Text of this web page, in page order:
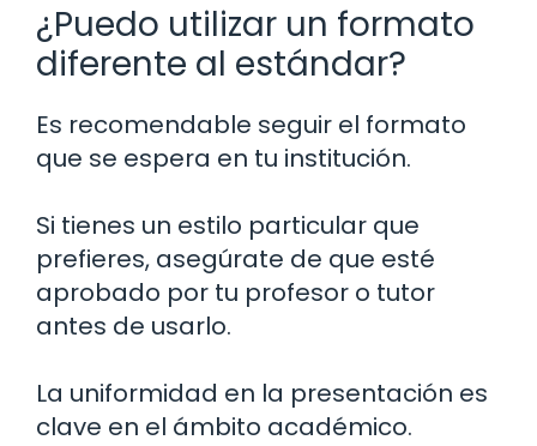
¿Puedo utilizar un formato
diferente al estándar?
Es recomendable seguir el formato
que se espera en tu institución.
Si tienes un estilo particular que
prefieres, asegúrate de que esté
aprobado por tu profesor o tutor
antes de usarlo.
La uniformidad en la presentación es
clave en el ámbito académico.